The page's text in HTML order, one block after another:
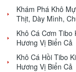
Khám Phá Khô
Thịt, Dày Mình,
Khô Cá Cơm
Hương Vị Biển Cả
Khô Cá Hồi Tibo
Hương Vị Biển Cả